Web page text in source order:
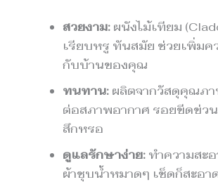
สวยงาม: ผนังไม้เทียม
เรียบหรู ทันสมัย ช่วยเพิ่มค
กับบ้านของคุณ
ทนทาน: ผลิตจากวัสดุคุณภ
ต่อสภาพอากาศ รอยขีดข่ว
สึกหรอ
ดูแลรักษาง่าย: ทำความสะ
ผ้าชุบน้ำหมาดๆ เช็ดก็สะอา